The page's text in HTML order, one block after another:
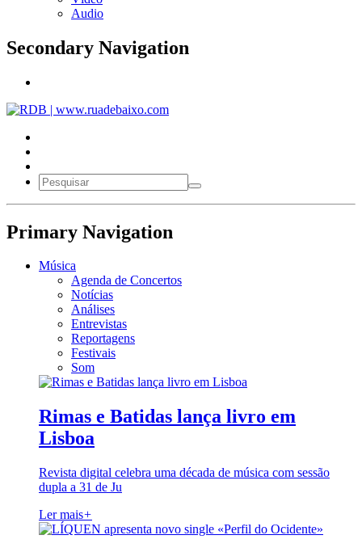
Audio
Secondary Navigation
Primary Navigation
Música
Agenda de Concertos
Notícias
Análises
Entrevistas
Reportagens
Festivais
Som
Rimas e Batidas lança livro em
Lisboa
Revista digital celebra uma década de música com sessão
dupla a 31 de Ju
Ler mais+